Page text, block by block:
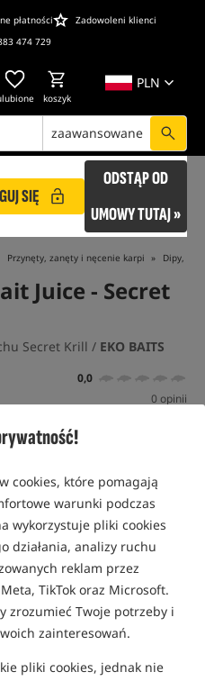
cookies, które pomagają
warunki podczas
wykorzystuje pliki cookies
działania, analizy ruchu
reklam przez
TikTok oraz Microsoft.
zrozumieć Twoje potrzeby i
zainteresowań.
pliki cookies, jednak nie
płatności
Zadowoleni klienci
474 729
PLN
koszyk
zaawansowane
SIĘ
ODSTĄP OD
UMOWY TUTAJ »
Przynęty, zanęty i nęcenie karpi Dipy,
Juice - Secret
Secret Krill / EKO BAITS
0,0
0 opinii